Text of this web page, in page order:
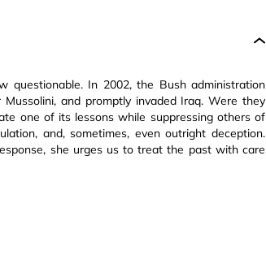
In 2002, the Bush administration
and promptly invaded Iraq. Were they
one of its lessons while suppressing others of
and, sometimes, even outright deception.
she urges us to treat the past with care